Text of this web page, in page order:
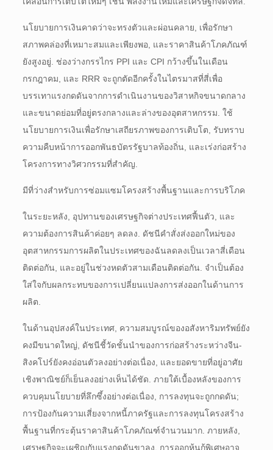
นโยบายการเงินคาดว่าจะทรงตัวและผ่อนคลาย, เพื่อรักษา
สภาพคล่องที่เหมาะสมและเพียงพอ, และราคาสินค้าโภคภัณฑ์
ยังสูงอยู่. ช่องว่างกรรไกร PPI และ CPI กว้างขึ้นในเดือน
กรกฎาคม, และ RRR จะถูกตัดอีกครั้งในไตรมาสที่สี่เพื่อ
บรรเทาแรงกดดันจากการดำเนินงานของวิสาหกิจขนาดกลาง
และขนาดย่อมที่อยู่ตรงกลางและล่างของอุตสาหกรรม. ใช้
นโยบายการเงินเพื่อรักษาเสถียรภาพของการเติบโต, รับทราบ
ความคืบหน้าการออกพันธบัตรรัฐบาลท้องถิ่น, และเร่งก่อสร้าง
โครงการทางวิศวกรรมที่สำคัญ.
มีที่ว่างสำหรับการซ่อมแซมโครงสร้างพื้นฐานและการบริโภค
ในระยะหลัง, อุปทานของเศรษฐกิจต่างประเทศฟื้นตัว, และ
ความต้องการสินค้าค่อยๆ ลดลง. ดัชนีคำสั่งส่งออกใหม่ของ
อุตสาหกรรมการผลิตในประเทศของฉันลดลงเป็นเวลาสี่เดือน
ติดต่อกัน, และอยู่ในช่วงหดตัวสามเดือนติดต่อกัน. จำเป็นต้อง
ใส่ใจกับผลกระทบของการเปลี่ยนแปลงการส่งออกในด้านการ
ผลิต.
ในด้านอุปสงค์ในประเทศ, ความสมบูรณ์ของอสังหาริมทรัพย์ยัง
คงมีขนาดใหญ่, ดัชนีชี้วัดชั้นนำของการก่อสร้างระหว่างจีน-
สิงคโปร์ยังคงอ่อนตัวลงอย่างต่อเนื่อง, และยอดขายที่อยู่อาศัย
เชิงพาณิชย์ก็เย็นลงอย่างเห็นได้ชัด. ภายใต้เบื้องหลังของการ
ควบคุมนโยบายที่ลึกซึ้งอย่างต่อเนื่อง, การลงทุนจะถูกกดดัน;
การป้องกันความเสี่ยงจากหนี้ภาครัฐและการลงทุนโครงสร้าง
พื้นฐานที่กระตุ้นราคาสินค้าโภคภัณฑ์จำนวนมาก. ภายหลัง,
เศรษฐกิจจะเผชิญกับแรงกดดันขาลง. การออกหุ้นกู้พิเศษอาจ